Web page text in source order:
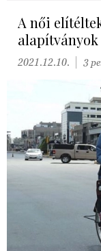
A női
alapítványok
2021.12.10. 3